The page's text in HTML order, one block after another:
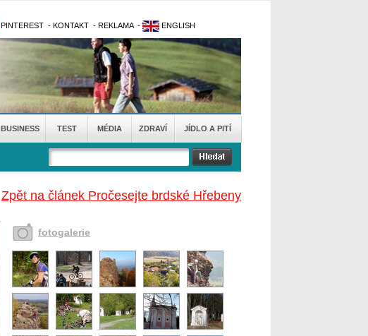
PINTEREST - KONTAKT - REKLAMA - ENGLISH
BUSINESS TEST MÉDIA ZDRAVÍ JÍDLO A PITÍ
Zpět na článek Pročesejte brdské Hřebeny
fotogalerie